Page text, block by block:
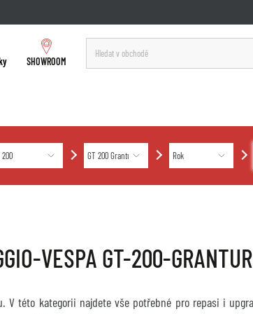
SHOWROOM
VESPA GT-200-
V této kategorii najdete vše potřebné pro repasi i